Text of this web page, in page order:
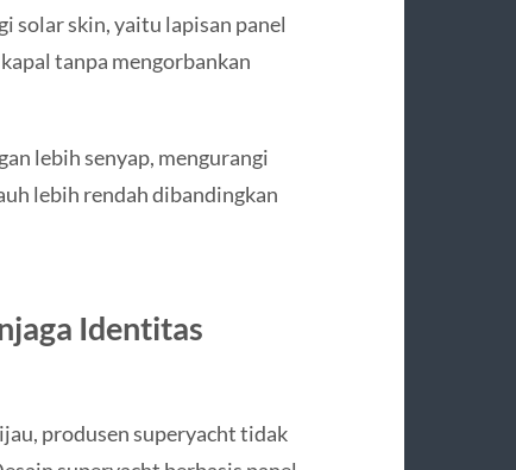
solar skin, yaitu lapisan panel
tanpa mengorbankan
lebih senyap, mengurangi
lebih rendah dibandingkan
Identitas
produsen superyacht tidak